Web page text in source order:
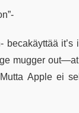
mugger
Apple ei